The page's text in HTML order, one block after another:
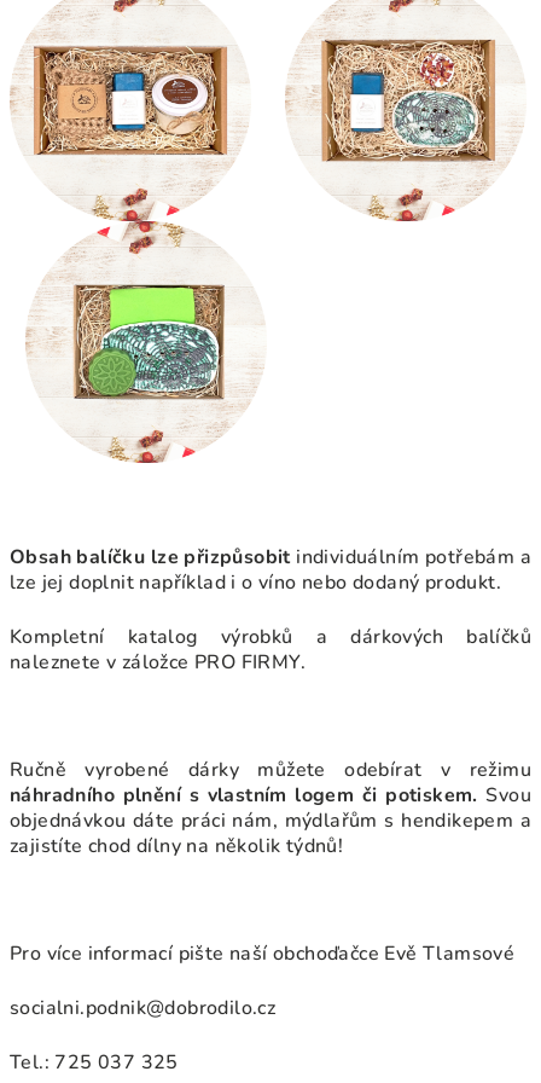
Obsah balíčku lze přizpůsobitindividuálním potřebám a
lze jej doplnit například i o víno nebo dodaný produkt.
Kompletní katalog výrobků a dárkových balíčků
naleznete v záložce PRO FIRMY.
Ručně vyrobené dárky můžete odebírat v režimu
náhradního plnění s vlastním logem či potiskem.Svou
objednávkou dáte práci nám, mýdlařům s hendikepem a
zajistíte chod dílny na několik týdnů!
Pro více informací pište naší obchoďačce Evě Tlamsové
socialni.podnik@dobrodilo.cz
Tel.: 725 037 325